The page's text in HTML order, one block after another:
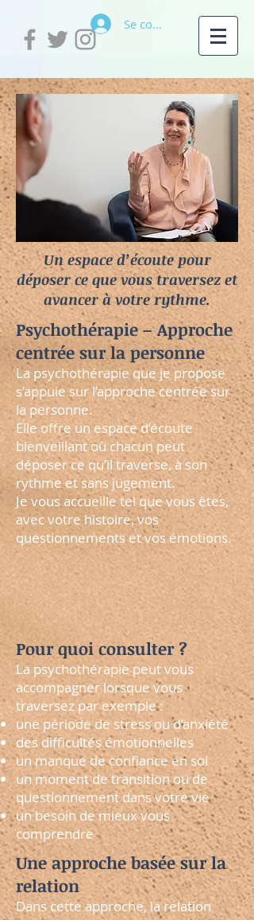
Se connecter
Un espace d’écoute pour
déposer ce que vous traversez et
avancer à votre rythme.
Psychothérapie – Approche
centrée sur la personne
La psychothérapie que je propose
s’appuie sur l’approche centrée sur
la personne.
Elle offre un espace d’écoute
bienveillant où chacun peut
déposer ce qu’il traverse, à son
rythme et sans jugement.
Je vous accueille tel que vous êtes,
avec votre histoire, vos
questionnements et vos émotions.
Pour quoi consulter ?
La psychothérapie peut vous
accompagner lorsque vous
traversez par exemple :
une période de stress ou d’anxiété
des difficultés émotionnelles
un manque de confiance en soi
un moment de transition ou de
questionnement dans votre vie
un besoin de mieux vous
comprendre
Une approche basée sur la
relation
Dans cette approche, la relation